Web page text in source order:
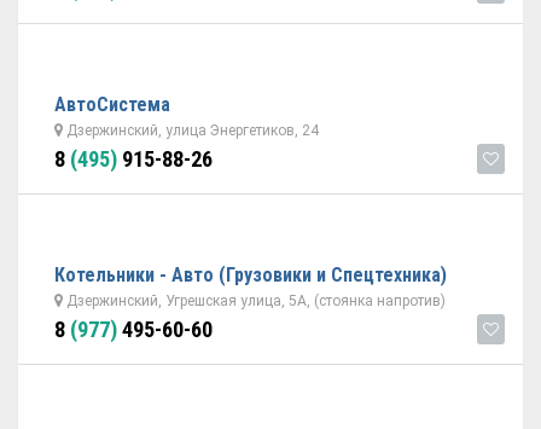
АвтоСистема
Дзержинский, улица Энергетиков, 24
8 (495) 915-88-26
Котельники - Авто (Грузовики и Спецтехника)
Дзержинский, Угрешская улица, 5А, (стоянка напротив)
8 (977)495-60-60